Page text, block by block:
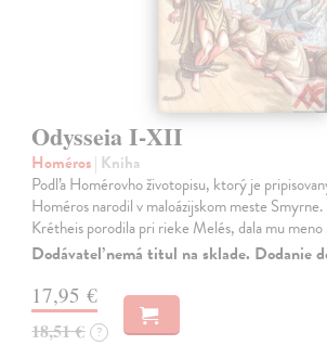
Odysseia I-XII
Homéros| Kniha
Podľa Homérovho životopisu, ktorý je
Homéros narodil v maloázijskom meste
Krétheis porodila pri rieke Melés, dala mu
Dodávateľ nemá titul na sklade. Dodanie
17,95 €
18,51 € ?